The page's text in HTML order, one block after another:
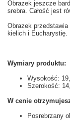
Obrazek jeszcze
srebra. Całość jest
Obrazek
kielich i Eucharystię.
Wymiary produktu:
Wysokość:
Szerokość:
W cenie
Posrebrzany